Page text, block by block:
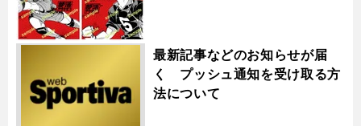
最新記事などのお知らせが届
く プッシュ通知を受け取る方
法について